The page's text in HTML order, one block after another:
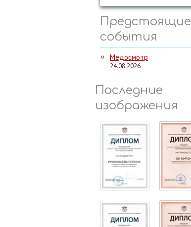
Предстоящие
события
Медосмотр
24.08.2026
Последние
изображения